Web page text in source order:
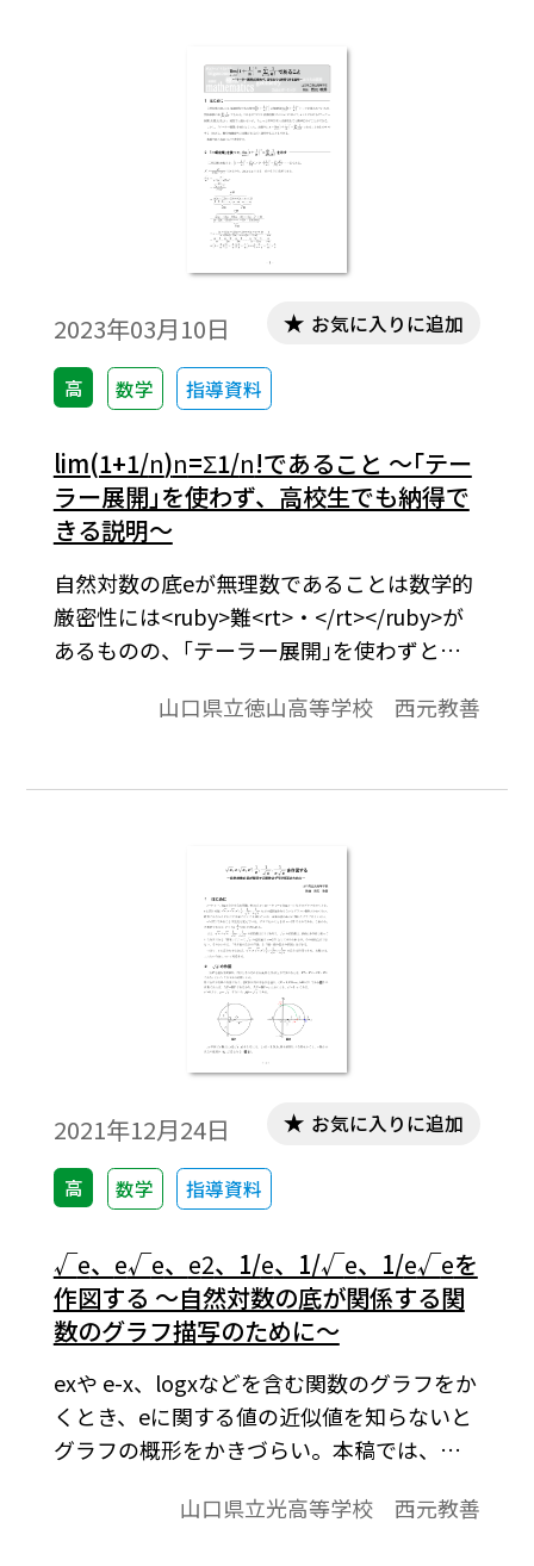
会員向け無償ダウンロードはこちら
2023年03月10日
高 数学 指導資料
お気に入りに追加
lim(1+1/n)n=Σ1/n!であること ～｢テー
ラー展開｣を使わず、高校生でも納得で
きる説明～
自然対数の底eが無理数であることは数学的
厳密性には<ruby>難<rt>・</rt></ruby>が
あるものの、｢テーラー展開｣を使わずと
できる。これについて、本稿で詳しく考察
タ」で作成されています。ワード文書で数式
ディタ」が導入されていることが必要です。
会員向け無償ダウンロードはこちら
山口県立徳山高等学校 西元教善
2021年12月24日
高 数学 指導資料
お気に入りに追加
√e、 e√e、 e2、1/e、1/√e、1/e√eを
作図する ～自然対数の底が関係する関
数のグラフ描写のために～
exや e-x、logxなどを含む関数のグラフをか
くとき、eに関する値の近似値を知らないと
グラフの概形をかきづらい。本稿では、こ
ないかを考察してみたい。※文中の数式
山口県立光高等学校 西元教善